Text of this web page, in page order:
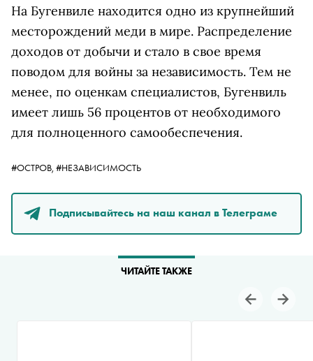
На Бугенвиле находится одно из крупнейший
месторождений меди в мире. Распределение
доходов от добычи и стало в свое время
поводом для войны за независимость. Тем не
менее, по оценкам специалистов, Бугенвиль
имеет лишь 56 процентов от необходимого
для полноценного самообеспечения.
#ОСТРОВ, #НЕЗАВИСИМОСТЬ
Подписывайтесь на наш канал в Телеграме
ЧИТАЙТЕ ТАКЖЕ